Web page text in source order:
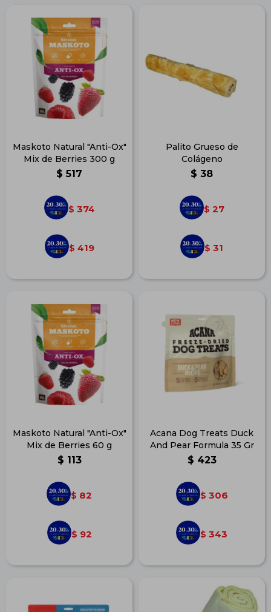
Maskoto Natural "Anti-Ox"
Mix de Berries 300 g
$ 517
$ 374
$ 419
Palito Grueso de
Colágeno
$ 38
$ 27
$ 31
Maskoto Natural "Anti-Ox"
Mix de Berries 60 g
$ 113
$ 82
$ 92
Acana Dog Treats Duck
And Pear Formula 35 Gr
$ 423
$ 306
$ 343